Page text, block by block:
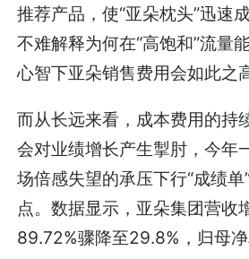
推荐产品，使“亚朵枕头”迅速
不难解释为何在“高饱和”流量
心智下亚朵销售费用会如此之
而从长远来看，成本费用的持
会对业绩增长产生掣肘，今年
场倍感失望的承压下行“成绩
点。数据显示，亚朵集团营收
89.72%骤降至29.8%，归母